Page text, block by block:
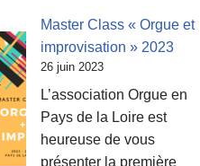
Master Class « Orgue et
improvisation » 2023
26 juin 2023
L’association Orgue en
Pays de la Loire est
heureuse de vous
présenter la première